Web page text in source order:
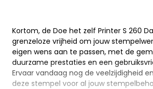
Kortom, de Doe het zelf Printer S 260
grenzeloze vrijheid om jouw
eigen wens aan te passen, met de
duurzame prestaties en een
Ervaar vandaag nog de veelzijdigheid
deze stempel voor al jouw